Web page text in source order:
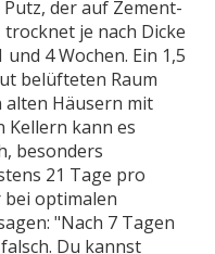
Putz, der auf Zement-
je nach Dicke
4 Wochen. Ein 1,5
belüfteten Raum
alten Häusern mit
Kellern kann es
, besonders
21 Tage pro
bei optimalen
"Nach 7 Tagen
Du kannst